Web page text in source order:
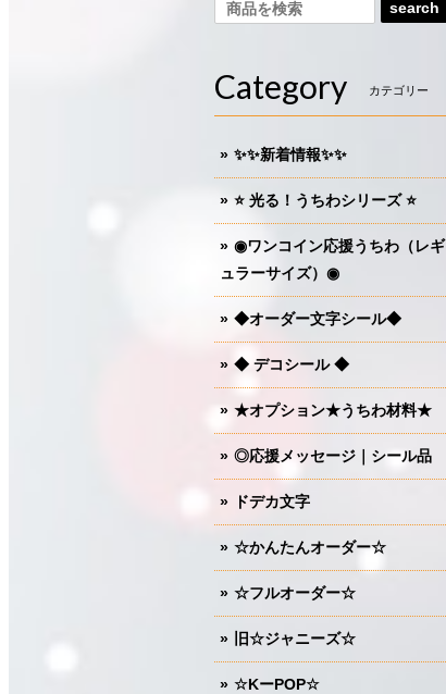
search
Category カテゴリー
✨✨新着情報✨✨
⭐️ 光る！うちわシリーズ ⭐️
◉ワンコイン応援うちわ（レギ
ュラーサイズ）◉
◆オーダー文字シール◆
◆ デコシール ◆
★オプション★うちわ材料★
◎応援メッセージ｜シール品
ドデカ文字
☆かんたんオーダー☆
☆フルオーダー☆
旧☆ジャニーズ☆
☆KーPOP☆